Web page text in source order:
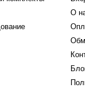
О